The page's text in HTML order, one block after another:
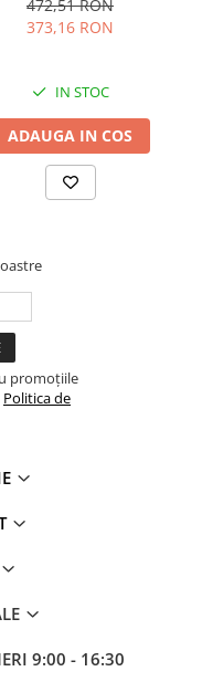
472,51 RON
373,16 RON
IN STOC
ADAUGA IN COS
promoțiile
Politica de
9:00 - 16:30